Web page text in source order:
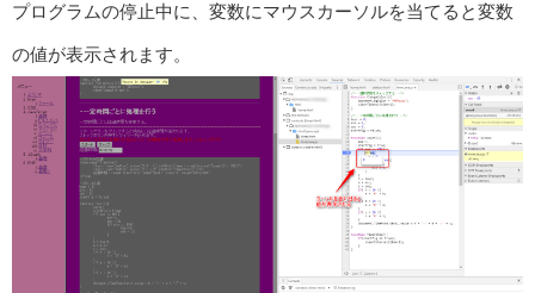
プログラムの停止中に、変数にマウスカーソルを当てると変数
の値が表示されます。